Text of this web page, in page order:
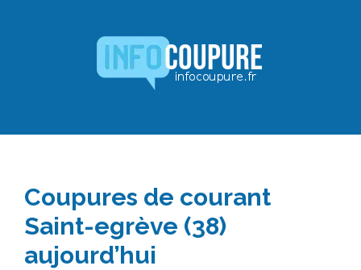
Coupures de courant
Saint-egrève (38)
aujourd’hui